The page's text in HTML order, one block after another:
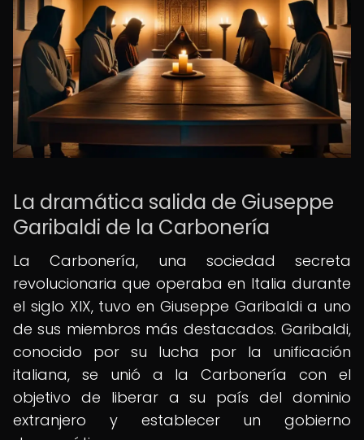
La dramática salida de Giuseppe
Garibaldi de la Carbonería
La Carbonería, una sociedad secreta
revolucionaria que operaba en Italia durante
el siglo XIX, tuvo en Giuseppe Garibaldi a uno
de sus miembros más destacados. Garibaldi,
conocido por su lucha por la unificación
italiana, se unió a la Carbonería con el
objetivo de liberar a su país del dominio
extranjero y establecer un gobierno